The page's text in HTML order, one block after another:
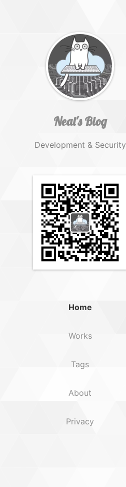
Neal's Blog
Development & Security
Home
Works
Tags
About
Privacy